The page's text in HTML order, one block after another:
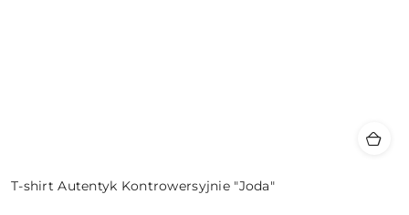
T-shirt Autentyk Kontrowersyjnie "Joda"